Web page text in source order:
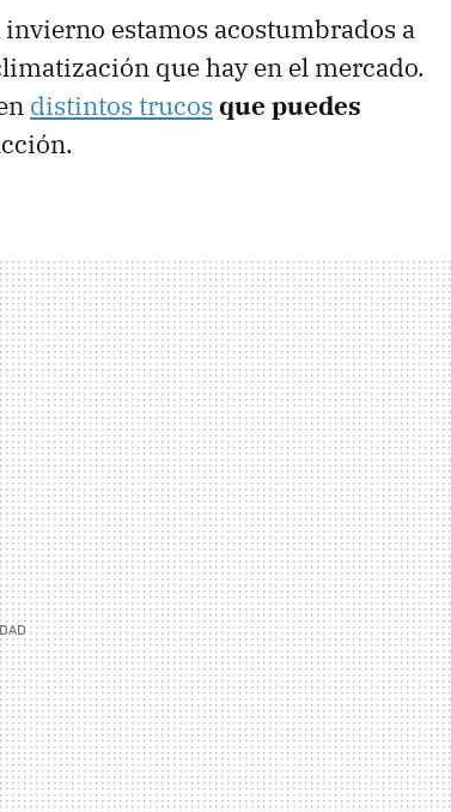
estamos acostumbrados a
que hay en el mercado.
distintos trucos que puedes